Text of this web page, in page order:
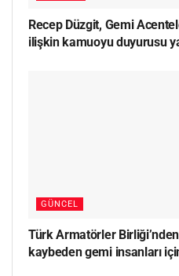
Recep Düzgit, Gemi
ilişkin kamuoyu duyurusu
GÜNCEL
Türk Armatörler Birliği’nden
kaybeden gemi insanları